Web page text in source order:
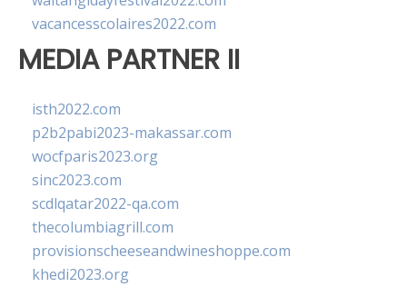
vacancesscolaires2022.com
MEDIA PARTNER II
isth2022.com
p2b2pabi2023-makassar.com
wocfparis2023.org
sinc2023.com
scdlqatar2022-qa.com
thecolumbiagrill.com
provisionscheeseandwineshoppe.com
khedi2023.org